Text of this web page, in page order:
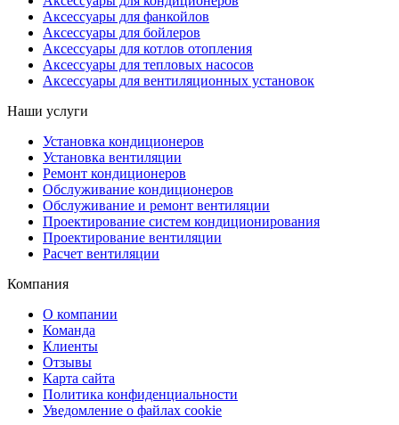
Аксессуары для фанкойлов
Аксессуары для бойлеров
Аксессуары для котлов отопления
Аксессуары для тепловых насосов
Аксессуары для вентиляционных установок
Наши услуги
Установка кондиционеров
Установка вентиляции
Ремонт кондиционеров
Обслуживание кондиционеров
Обслуживание и ремонт вентиляции
Проектирование систем кондиционирования
Проектирование вентиляции
Расчет вентиляции
Компания
О компании
Команда
Клиенты
Отзывы
Карта сайта
Политика конфиденциальности
Уведомление о файлах cookie